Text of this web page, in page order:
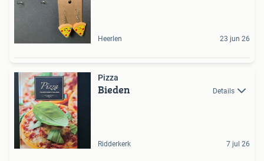
Heerlen 23 jun 26
Pizza
Bieden Details
Ridderkerk 7 jul 26